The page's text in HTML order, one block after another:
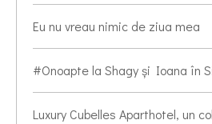
Eu nu vreau nimic de ziua mea
#Onoapte la Shagy și Ioana în
Luxury Cubelles Aparthotel, un